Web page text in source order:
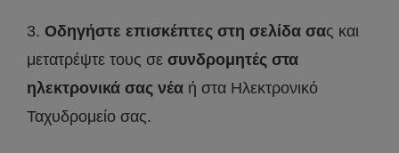
3. Οδηγήστε επισκέπτες στη σελίδα σας και
μετατρέψτε τους σε συνδρομητές στα
ηλεκτρονικά σας νέα ή στα Ηλεκτρονικό
Ταχυδρομείο σας.